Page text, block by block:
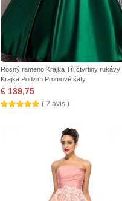
Rosný rameno Krajka Tři čtvrtiny rukávy
Krajka Podzim Promové šaty
€ 139,75
( 2 avis )